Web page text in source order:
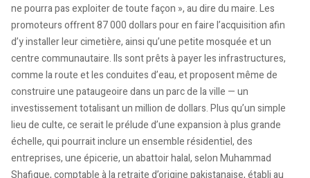
ne pourra pas exploiter de toute façon », au dire du maire. Les
promoteurs offrent 87 000 dollars pour en faire l’acquisition afin
d’y installer leur cimetière, ainsi qu’une petite mosquée et un
centre communautaire. Ils sont prêts à payer les infrastructures,
comme la route et les conduites d’eau, et proposent même de
construire une pataugeoire dans un parc de la ville — un
investissement totalisant un million de dollars. Plus qu’un simple
lieu de culte, ce serait le prélude d’une expansion à plus grande
échelle, qui pourrait inclure un ensemble résidentiel, des
entreprises, une épicerie, un abattoir halal, selon Muhammad
Shafique, comptable à la retraite d’origine pakistanaise, établi au